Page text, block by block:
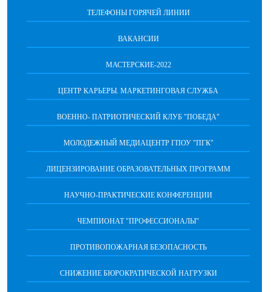
ТЕЛЕФОНЫ ГОРЯЧЕЙ ЛИНИИ
ВАКАНСИИ
МАСТЕРСКИЕ-2022
ЦЕНТР КАРЬЕРЫ. МАРКЕТИНГОВАЯ СЛУЖБА
ВОЕННО- ПАТРИОТИЧЕСКИЙ КЛУБ "ПОБЕДА"
МОЛОДЕЖНЫЙ МЕДИАЦЕНТР ГПОУ "ПГК"
ЛИЦЕНЗИРОВАНИЕ ОБРАЗОВАТЕЛЬНЫХ ПРОГРАММ
НАУЧНО-ПРАКТИЧЕСКИЕ КОНФЕРЕНЦИИ
ЧЕМПИОНАТ "ПРОФЕССИОНАЛЫ"
ПРОТИВОПОЖАРНАЯ БЕЗОПАСНОСТЬ
СНИЖЕНИЕ БЮРОКРАТИЧЕСКОЙ НАГРУЗКИ